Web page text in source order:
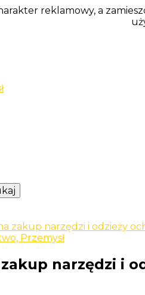
reklamowy, a
zakup narzędzi i odzieży
Przemysł
narzędzi i